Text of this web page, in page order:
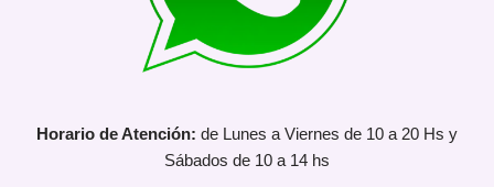
Horario de Atención: de Lunes a Viernes de 10 a 20 Hs y
Sábados de 10 a 14 hs